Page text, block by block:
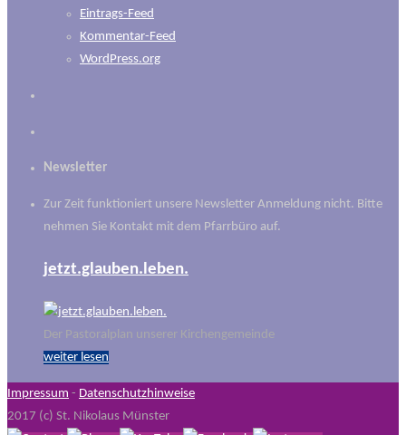
Eintrags-Feed
Kommentar-Feed
WordPress.org
Newsletter
Zur Zeit funktioniert unsere Newsletter Anmeldung nicht. Bitte
nehmen Sie Kontakt mit dem Pfarrbüro auf.
jetzt.glauben.leben.
Der Pastoralplan unserer Kirchengemeinde
weiter lesen
Impressum - Datenschutzhinweise
2017 (c) St. Nikolaus Münster